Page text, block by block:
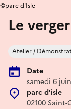
Le
Atelier /
Date
samedi 6
parc d'isle
02100
©parc d'Isle